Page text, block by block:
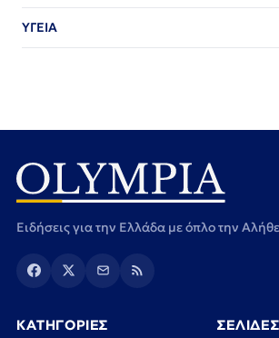
ΥΓΕΙΑ
Ειδήσεις για την Ελλάδα με όπλο την
ΚΑΤΗΓΟΡΙΕΣ ΣΕΛΙΔΕΣ